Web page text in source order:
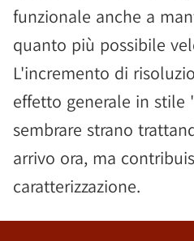
funzionale anche a
quanto più possibile
L'incremento di
effetto generale in stile
sembrare strano
arrivo ora, ma
caratterizzazione.